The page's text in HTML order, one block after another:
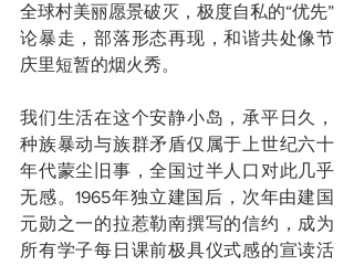
全球村美丽愿景破灭，极度自私的“优先”
论暴走，部落形态再现，和谐共处像节
庆里短暂的烟火秀。
我们生活在这个安静小岛，承平日久，
种族暴动与族群矛盾仅属于上世纪六十
年代蒙尘旧事，全国过半人口对此几乎
无感。1965年独立建国后，次年由建国
元勋之一的拉惹勒南撰写的信约，成为
所有学子每日课前极具仪式感的宣读活